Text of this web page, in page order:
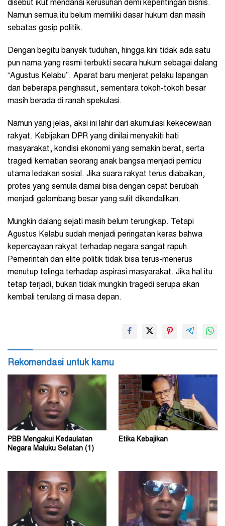
disebut ikut mendanai kerusuhan demi kepentingan bisnis.
Namun semua itu belum memiliki dasar hukum dan masih
sebatas gosip politik.
Dengan begitu banyak tuduhan, hingga kini tidak ada satu
pun nama yang resmi terbukti secara hukum sebagai dalang
“Agustus Kelabu”. Aparat baru menjerat pelaku lapangan
dan beberapa penghasut, sementara tokoh-tokoh besar
masih berada di ranah spekulasi.
Namun yang jelas, aksi ini lahir dari akumulasi kekecewaan
rakyat. Kebijakan DPR yang dinilai menyakiti hati
masyarakat, kondisi ekonomi yang semakin berat, serta
tragedi kematian seorang anak bangsa menjadi pemicu
utama ledakan sosial. Jika suara rakyat terus diabaikan,
protes yang semula damai bisa dengan cepat berubah
menjadi gelombang besar yang sulit dikendalikan.
Mungkin dalang sejati masih belum terungkap. Tetapi
Agustus Kelabu sudah menjadi peringatan keras bahwa
kepercayaan rakyat terhadap negara sangat rapuh.
Pemerintah dan elite politik tidak bisa terus-menerus
menutup telinga terhadap aspirasi masyarakat. Jika hal itu
tetap terjadi, bukan tidak mungkin tragedi serupa akan
kembali terulang di masa depan.
Rekomendasi untuk kamu
PBB Mengakui Kedaulatan
Negara Maluku Selatan (1)
Etika Kebajikan